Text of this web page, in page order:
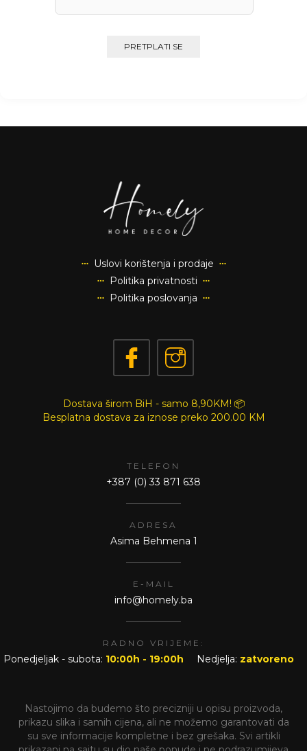
Uslovi korištenja i prodaje
Politika privatnosti
Politika poslovanja
Dostava širom BiH - samo 8,90KM! 📦
Besplatna dostava za iznose preko 200.00 KM
TELEFON
+387 (0) 33 871 638
ADRESA
Asima Behmena 1
E-MAIL
info@homely.ba
RADNO VRIJEME:
Ponedjeljak - subota: 10:00h - 19:00h Nedjelja: zatvoreno
Nastojimo da budemo što precizniji u opisu proizvoda,
prikazu slika i samih cijena, ali ne možemo garantovati da
su sve informacije kompletne i bez grešaka. Svi artikli